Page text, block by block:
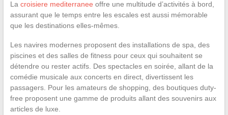
La croisiere mediterranee offre une multitude d’activités à bord,
assurant que le temps entre les escales est aussi mémorable
que les destinations elles-mêmes.
Les navires modernes proposent des installations de spa, des
piscines et des salles de fitness pour ceux qui souhaitent se
détendre ou rester actifs. Des spectacles en soirée, allant de la
comédie musicale aux concerts en direct, divertissent les
passagers. Pour les amateurs de shopping, des boutiques duty-
free proposent une gamme de produits allant des souvenirs aux
articles de luxe.